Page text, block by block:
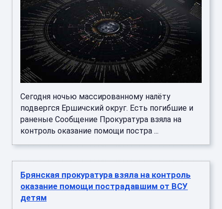
Сегодня ночью массированному налёту
подвергся Ершичский округ. Есть погибшие и
раненые Сообщение Прокуратура взяла на
контроль оказание помощи постра ...
Брянская прокуратура взяла на контроль
оказание помощи пострадавшим от ВСУ
детям